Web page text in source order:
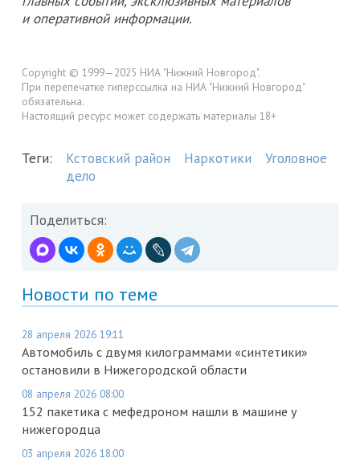
и оперативной информации.
Copyright © 1999—2025 НИА "Нижний Новгород".
При перепечатке гиперссылка на НИА "Нижний Новгород"
обязательна.
Настоящий ресурс может содержать материалы 18+
Теги: Кстовский район Наркотики
Уголовное
дело
Поделиться:
Новости по теме
28 апреля 2026 19:11
Автомобиль с двумя килограммами «синтетики»
остановили в Нижегородской области
08 апреля 2026 08:00
152 пакетика с мефедроном нашли в машине у
нижегородца
03 апреля 2026 18:00